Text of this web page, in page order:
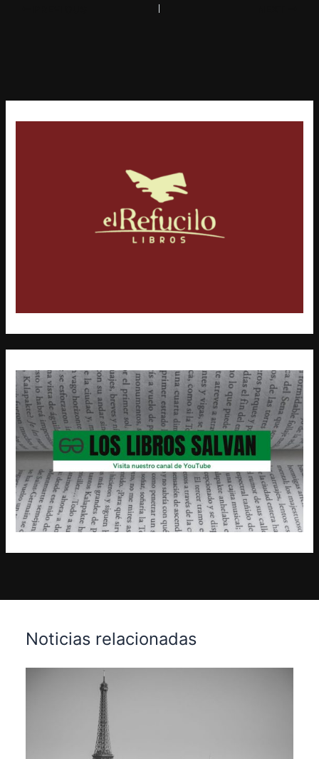
Noticias relacionadas